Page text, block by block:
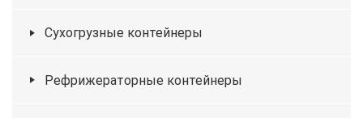
Сухогрузные контейнеры
Рефрижераторные контейнеры